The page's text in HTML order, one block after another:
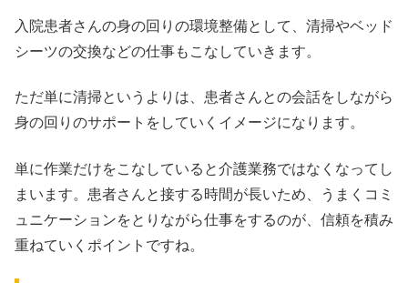
入院患者さんの身の回りの環境整備として、清掃やベッド
シーツの交換などの仕事もこなしていきます。
ただ単に清掃というよりは、患者さんとの会話をしながら
身の回りのサポートをしていくイメージになります。
単に作業だけをこなしていると介護業務ではなくなってし
まいます。患者さんと接する時間が長いため、うまくコミ
ュニケーションをとりながら仕事をするのが、信頼を積み
重ねていくポイントですね。